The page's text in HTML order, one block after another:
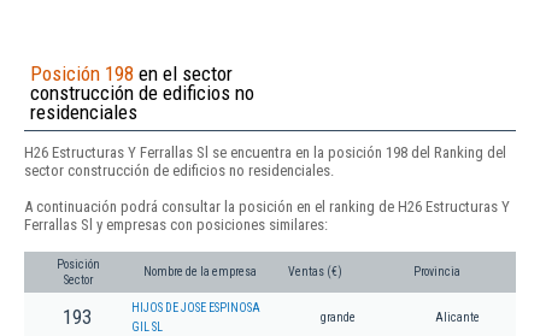
Posición 198 en el sector
construcción de edificios no
residenciales
H26 Estructuras Y Ferrallas Sl se encuentra en la posición 198 del Ranking del
sector construcción de edificios no residenciales.
A continuación podrá consultar la posición en el ranking de H26 Estructuras Y
Ferrallas Sl y empresas con posiciones similares:
Posición
Sector
Nombre de la empresa Ventas (€) Provincia
193
HIJOS DE JOSE ESPINOSA
GIL SL
grande Alicante